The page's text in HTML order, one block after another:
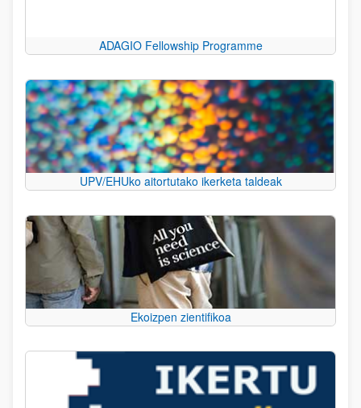
ADAGIO Fellowship Programme
UPV/EHUko aitortutako ikerketa taldeak
Ekoizpen zientifikoa